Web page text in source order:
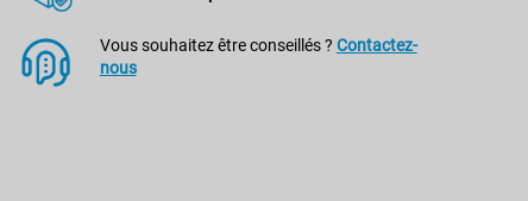
Vous souhaitez être conseillés ? Contactez-
nous